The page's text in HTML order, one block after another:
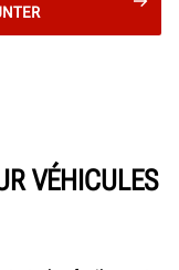
VÉHICULES